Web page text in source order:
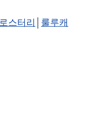
로스터리
룰루캐